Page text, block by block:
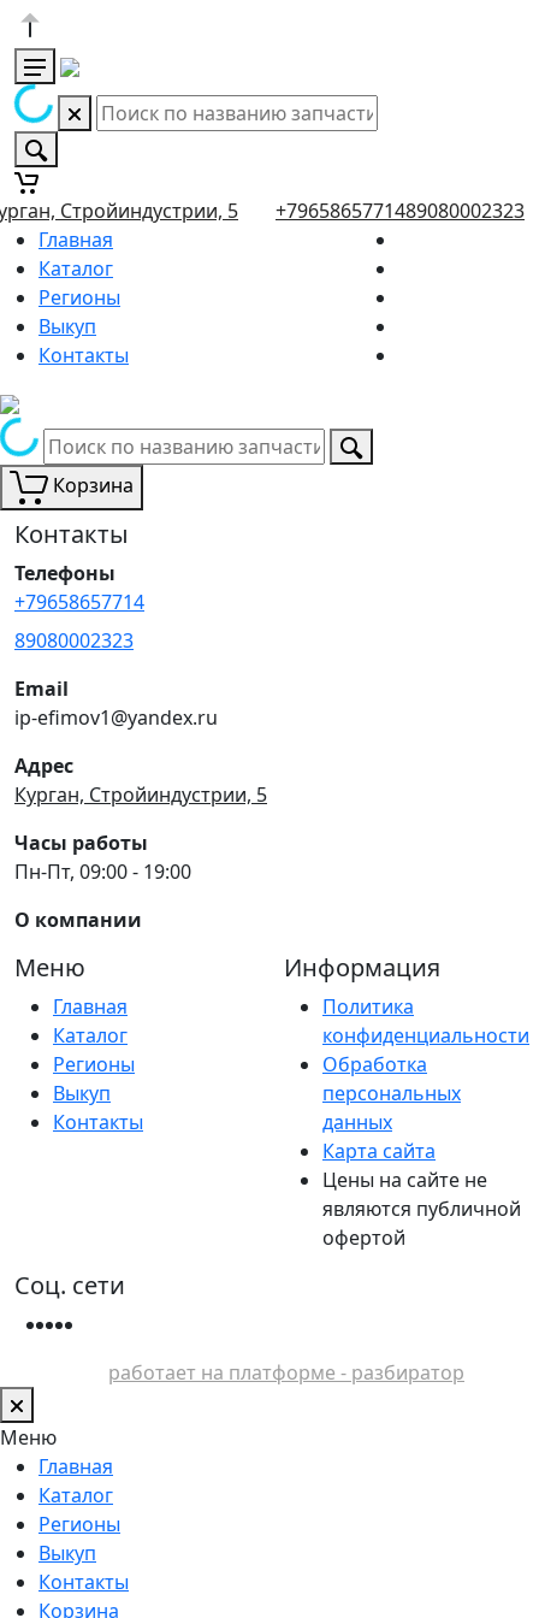
Стройиндустрии, 5 +7965865771489080002323
Главная
Каталог
Регионы
Выкуп
Контакты
Корзина
Контакты
Телефоны
+79658657714
89080002323
Email
ip-efimov1@yandex.ru
Адрес
Курган, Стройиндустрии, 5
Часы работы
Пн-Пт, 09:00 - 19:00
О компании
Меню
Главная
Каталог
Регионы
Выкуп
Контакты
Информация
Политика
конфиденциальности
Обработка
персональных
данных
Карта сайта
Цены на сайте не
являются публичной
офертой
Соц. сети
работает на платформе - разбиратор
Меню
Главная
Каталог
Регионы
Выкуп
Контакты
Корзина